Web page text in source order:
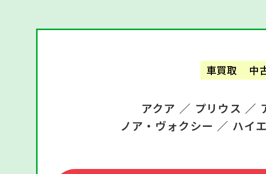
車買取 中
アクア ／ プリウス ／
ノア・ヴォクシー ／ ハイ